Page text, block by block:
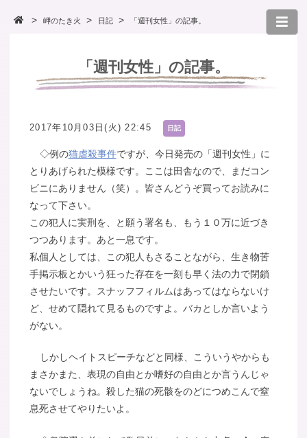
岬のたき火 日記 「週刊女性」の記事。
「週刊女性」の記事。
2017年10月03日(火) 22:45 日記
◇例の猫虐殺事件ですが、今日発売の「週刊女性」に
とりあげられた模様です。ここは田舎なので、まだコン
ビニにありません（笑）。皆さんどうぞ買ってお読みに
なって下さい。
この犯人に実刑を、と願う署名も、もう１０万に近づき
つつあります。あと一息です。
私個人としては、この犯人もさることながら、生き物苦
手掲示板とかいう狂った存在を一刻も早く法の力で閉鎖
させたいです。スナッフフィルムはあってはならないけ
ど、せめて隠れて見るものですよ。バカとしか言いよう
がない。
しかしヘイトスピーチなどと同様、こういうやからも
まさかまた、表現の自由とか嗜好の自由とか言うんじゃ
ないでしょうね。殺した猫の死骸をのどにつめこんで窒
息死させてやりたいよ。